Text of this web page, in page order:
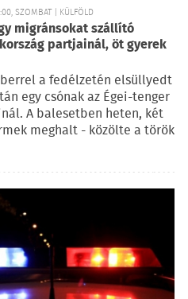
SZOMBAT | KÜLFÖLD
migránsokat szállító
partjainál, öt gyerek
a fedélzetén elsüllyedt
egy csónak az Égei-tenger
A balesetben heten, két
meghalt - közölte a török